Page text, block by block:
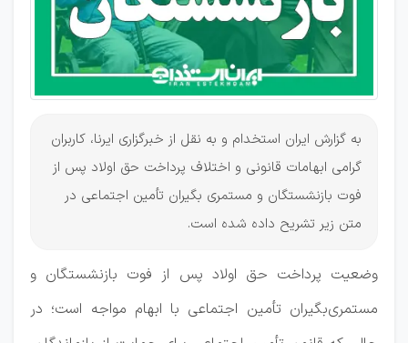
به گزارش ایران استخدام و به نقل از خبرگزاری ایرنا، کاربران
گرامی ابهامات قانونی و اختلاف پرداخت حق اولاد پس از
فوت بازنشستگان و مستمری بگیران تأمین اجتماعی در
متن زیر تشریح داده شده است.
وضعیت پرداخت حق اولاد پس از فوت بازنشستگان و
مستمری‌بگیران تأمین اجتماعی با ابهام مواجه است؛ در